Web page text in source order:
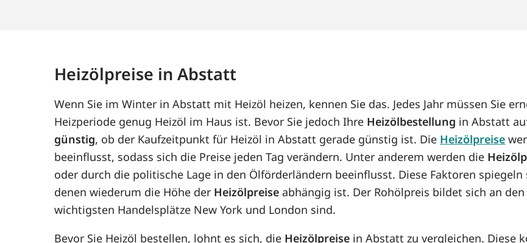
Heizölpreise in Abstatt
Wenn Sie im Winter in Abstatt mit Heizöl heizen, kennen Sie das. Jedes Jahr müssen Sie
Heizperiode genug Heizöl im Haus ist. Bevor Sie jedoch Ihre Heizölbestellung in Abstatt
günstig, ob der Kaufzeitpunkt für Heizöl in Abstatt gerade günstig ist. Die Heizölpreise
beeinflusst, sodass sich die Preise jeden Tag verändern. Unter anderem werden die
oder durch die politische Lage in den Ölförderländern beeinflusst. Diese Faktoren
denen wiederum die Höhe der Heizölpreise abhängig ist. Der Rohölpreis bildet sich an
wichtigsten Handelsplätze New York und London sind.
Bevor Sie Heizöl bestellen, lohnt es sich, die Heizölpreise in Abstatt zu vergleichen. Diese